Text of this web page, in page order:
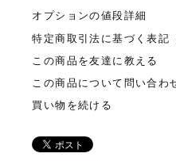
オプションの値段詳細
特定商取引法に基づく表記
この商品を友達に教える
この商品について問い合わ
買い物を続ける